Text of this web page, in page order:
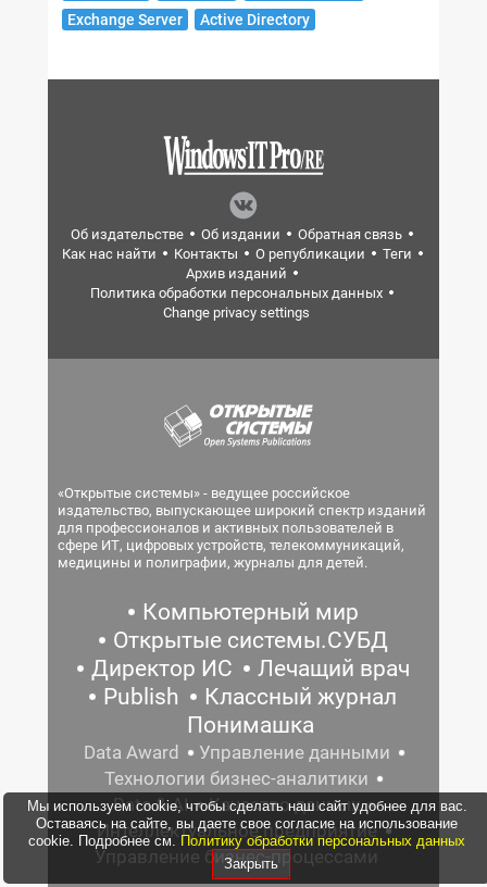
Exchange Server
Active Directory
Об издательстве Об издании
Обратная связь
Как нас найти
Контакты О републикации
Теги
Архив изданий
Политика обработки персональных данных
Change privacy settings
«Открытые системы» - ведущее российское
издательство, выпускающее широкий спектр изданий
для профессионалов и активных пользователей в
сфере ИТ, цифровых устройств, телекоммуникаций,
медицины и полиграфии, журналы для детей.
Компьютерный мир
Открытые системы.СУБД
Директор ИС
Лечащий врач
Publish
Классный журнал
Понимашка
Data Award
Управление данными
Технологии бизнес-аналитики
Data & AI
Качество данных
Интеллектуальное предприятие
Управление бизнес-процессами
Мы используем cookie, чтобы сделать наш сайт удобнее для вас.
Оставаясь на сайте, вы даете свое согласие на использование
cookie. Подробнее см. Политику обработки персональных данных
Закрыть